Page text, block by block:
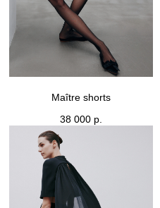
Maître shorts
38 000 р.